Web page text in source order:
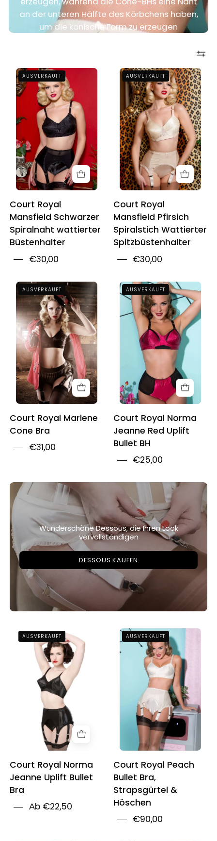
an der unteren Hälfte des Körbchens haben,
um die konische Form zu erzeugen
Court
Royal
Mansfield
Black
Spiral
Stitch
Padded
Bullet
Bra
AUSVERKAUFT
Court Royal
Mansfield Schwarzer
Spiralnaht wattierter
Büstenhalter
€30,00
Court
Royal
Mansfield
Peach
Spiral
Stitch
Padded
Bullet
Bra
AUSVERKAUFT
Court Royal
Mansfield Pfirsich
Spiralstich Wattierter
Spitzbüstenhalter
€30,00
Court
Royal
Marlene
Cone
Bra
AUSVERKAUFT
Court Royal Marlene
Cone Bra
€31,00
Court
Royal
Norma
Jeanne
Red
Uplift
Bullet
Bra
AUSVERKAUFT
Court Royal Norma
Jeanne Red Uplift
Bullet BH
€25,00
Wunderschöne Dessous, die Ihren Look
vervollständigen
DESSOUS KAUFEN
Court
Royal
Norma
Jeanne
Uplift
Bullet
Bra
AUSVERKAUFT
Court Royal Norma
Jeanne Uplift Bullet
Bra
Аb €22,50
Court
Royal
Peach
Bullet
Bra,
Garter
Belt
&
Panties
AUSVERKAUFT
Court Royal Peach
Bullet Bra,
Strapsgürtel &
Höschen
€90,00